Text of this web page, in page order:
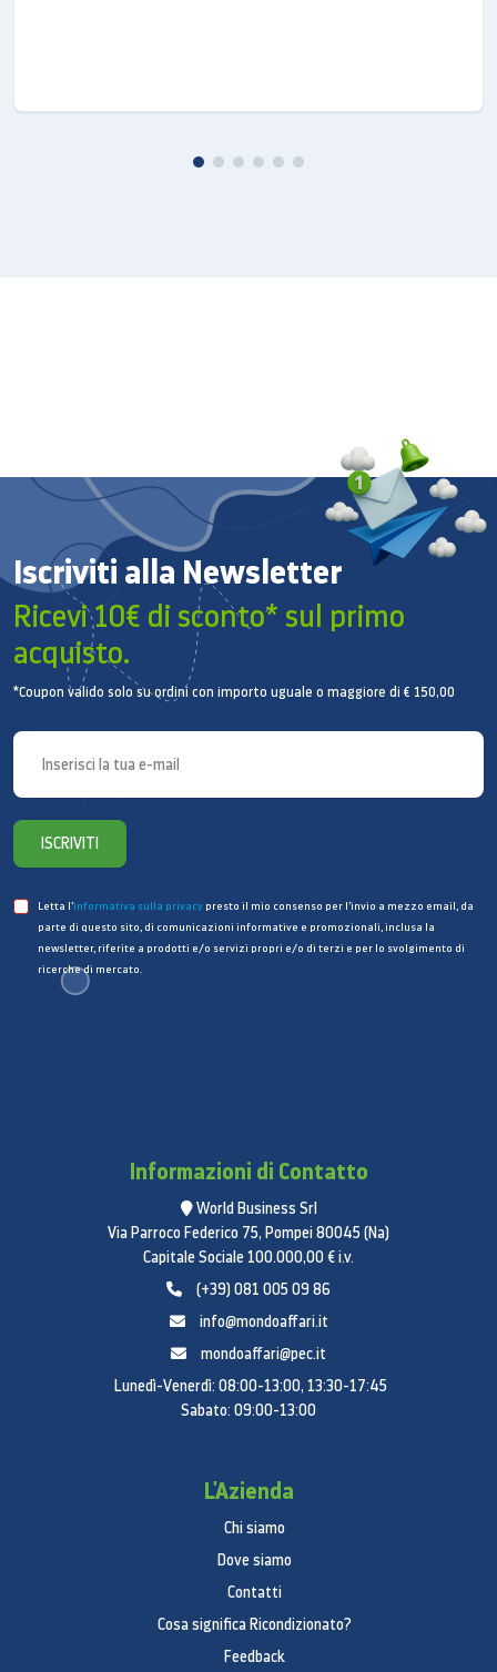
sistema audio espande l'area di ascolto in modo
schermo TV. Ora potrai goderti un'esperienza audio
* I servizi in abbonamento per musica in streaming
presenti in Samsung Multiroom App possono variare
a seconda della regione.
Sistema audio wireless
personalizzato
Sbarazzati dei cavi e degli altoparlanti. aggiungi gli
altoparlanti e abbinali tra loro tramite Wi-Fi per avere
Collegala wireless
Sound Connect.* Senza cavi l'ambiente resta
ordinato. Pratica gestione della Soundbar e del TV
da un unico telecomando TV.**
Suono accurato con
amplificatori dedicati
Quasi tutti i sistemi audio sfruttano un solo
per le frequenze alte, medie e basse. Quindi si
otterrà un audio molto più accurato in tutto lo
spettro sonoro.
Caratteristiche generali
Potenza totale
Numero di canali
Iscriviti alla Newsletter
Ricevi 10€ di sconto* sul primo
acquisto.
*Coupon valido solo su ordini con importo uguale o maggiore di € 150,00
ISCRIVITI
Letta l’informativa sulla privacy presto il mio consenso per l’invio a mezzo email, da
parte di questo sito, di comunicazioni informative e promozionali, inclusa la
newsletter, riferite a prodotti e/o servizi propri e/o di terzi e per lo svolgimento di
ricerche di mercato.
Informazioni di Contatto
World Business Srl
Via Parroco Federico 75, Pompei 80045 (Na)
Capitale Sociale 100.000,00 € i.v.
(+39) 081 005 09 86
info@mondoaffari.it
mondoaffari@pec.it
Lunedì-Venerdì: 08:00-13:00, 13:30-17:45
Sabato: 09:00-13:00
L'Azienda
Chi siamo
Dove siamo
Contatti
Cosa significa Ricondizionato?
Feedback